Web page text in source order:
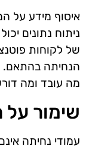
איסוף מידע על
ניתוח נתונים
של לקוחות
הנחיתה בהתאם.
מה עובד ומה
שימור על
עמודי נחיתה